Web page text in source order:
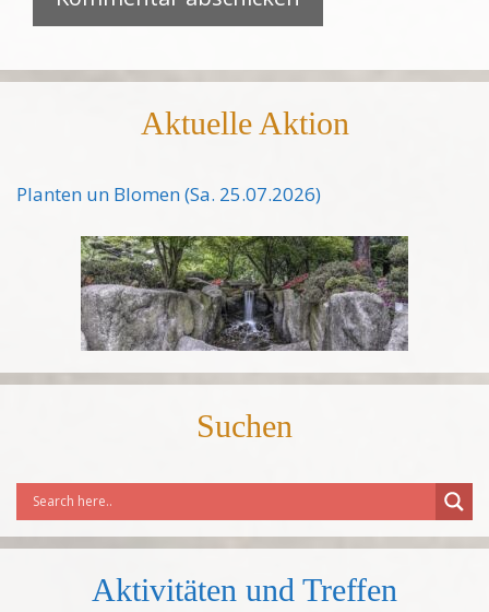
Aktuelle Aktion
Planten un Blomen (Sa. 25.07.2026)
Suchen
Aktivitäten und Treffen